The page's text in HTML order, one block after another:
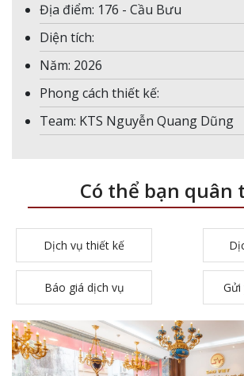
Địa điểm: 176 - Cầu Bưu
Diện tích:
Năm: 2026
Phong cách thiết kế:
Team: KTS Nguyễn Quang Dũng
Có thể bạn quân
Dịch vụ thiết kế
Báo giá dịch vụ Gửi